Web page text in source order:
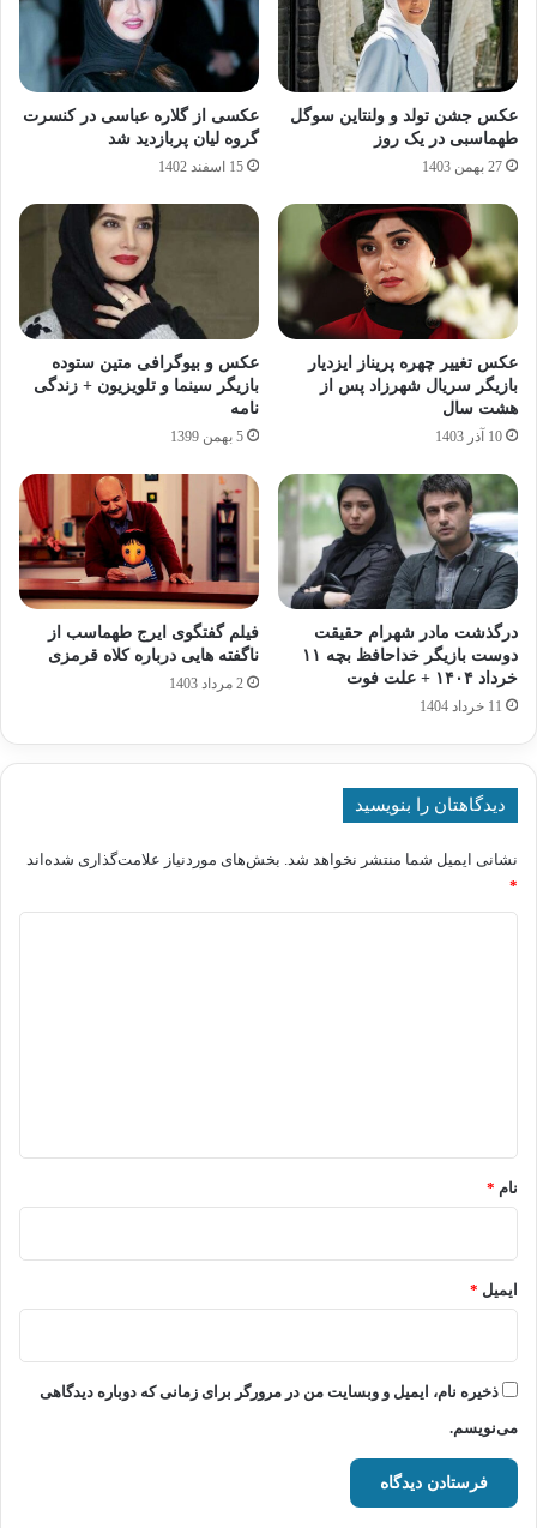
عکس جشن تولد و ولنتاین سوگل
طهماسبی در یک روز
27 بهمن 1403
عکسی از گلاره عباسی در کنسرت
گروه لیان پربازدید شد
15 اسفند 1402
عکس تغییر چهره پریناز ایزدیار
بازیگر سریال شهرزاد پس از
هشت سال
10 آذر 1403
عکس و بیوگرافی متین ستوده
بازیگر سینما و تلویزیون + زندگی
نامه
5 بهمن 1399
درگذشت مادر شهرام حقیقت
دوست بازیگر خداحافظ بچه ۱۱
خرداد ۱۴۰۴ + علت فوت
11 خرداد 1404
فیلم گفتگوی ایرج طهماسب از
ناگفته هایی درباره کلاه قرمزی
2 مرداد 1403
دیدگاهتان را بنویسید
نشانی ایمیل شما منتشر نخواهد شد. بخش‌های موردنیاز علامت‌گذاری شده‌اند
*
نام *
ایمیل *
ذخیره نام، ایمیل و وبسایت من در مرورگر برای زمانی که دوباره دیدگاهی
می‌نویسم.